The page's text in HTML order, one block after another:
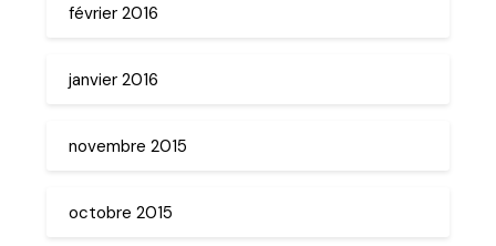
février 2016
janvier 2016
novembre 2015
octobre 2015